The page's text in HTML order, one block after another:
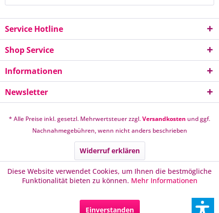
Service Hotline
Shop Service
Informationen
Newsletter
* Alle Preise inkl. gesetzl. Mehrwertsteuer zzgl.Versandkosten und ggf.
Nachnahmegebühren, wenn nicht anders beschrieben
Widerruf erklären
Diese Website verwendet Cookies, um Ihnen die bestmögliche
Funktionalität bieten zu können. Mehr Informationen
Einverstanden